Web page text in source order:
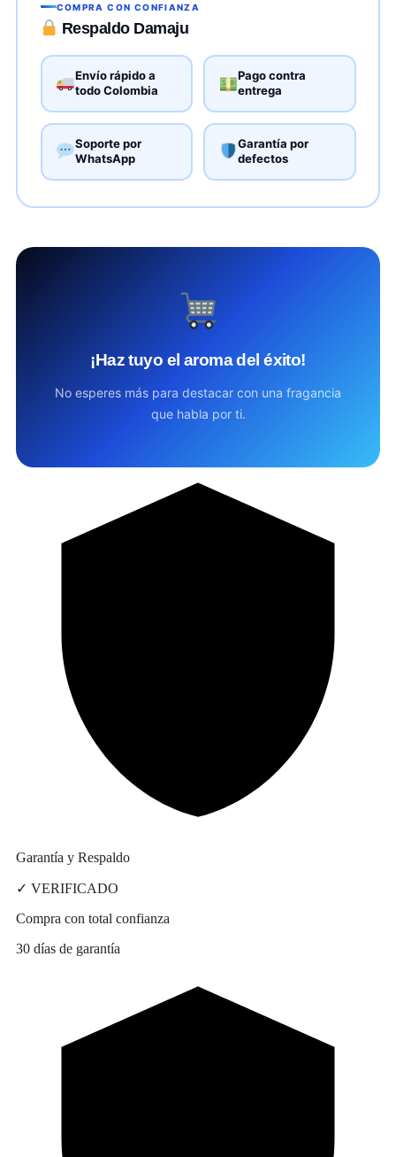
COMPRA CON CONFIANZA
Respaldo Damaju
Envío rápido a
todo Colombia
Pago contra
entrega
Soporte por
WhatsApp
Garantía por
defectos
¡Haz tuyo el aroma del éxito!
No esperes más para destacar con una fragancia
que habla por ti.
Garantía y Respaldo
✓ VERIFICADO
Compra con total confianza
30 días de garantía